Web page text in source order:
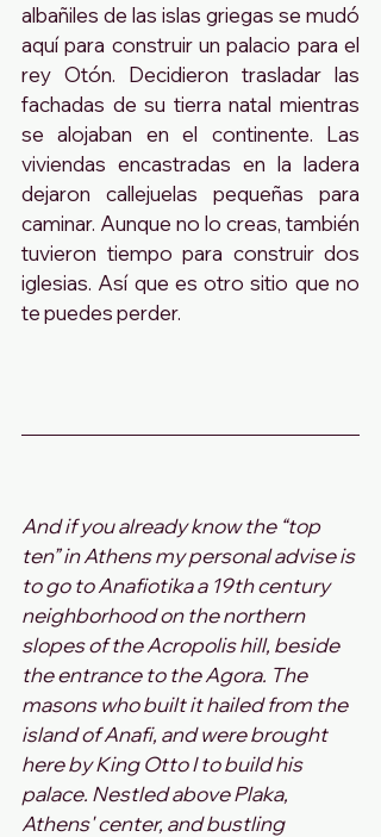
albañiles de las islas griegas se mudó
aquí para construir un palacio para el
rey Otón. Decidieron trasladar las
fachadas de su tierra natal mientras
se alojaban en el continente. Las
viviendas encastradas en la ladera
dejaron callejuelas pequeñas para
caminar. Aunque no lo creas, también
tuvieron tiempo para construir dos
iglesias. Así que es otro sitio que no
te puedes perder.
And if you already know the “top
ten” in Athens my personal advise is
to go to Anafiotika a 19th century
neighborhood on the northern
slopes of the Acropolis hill, beside
the entrance to the Agora. The
masons who built it hailed from the
island of Anafi, and were brought
here by King Otto I to build his
palace. Nestled above Plaka,
Athens' center, and bustling